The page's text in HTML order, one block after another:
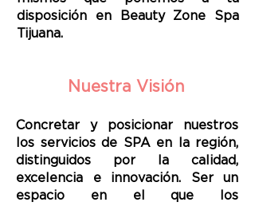
disposición en Beauty Zone Spa
Tijuana.
Nuestra Visión
Concretar y posicionar nuestros
los servicios de SPA en la región,
distinguidos por la calidad,
excelencia e innovación. Ser un
espacio en el que los